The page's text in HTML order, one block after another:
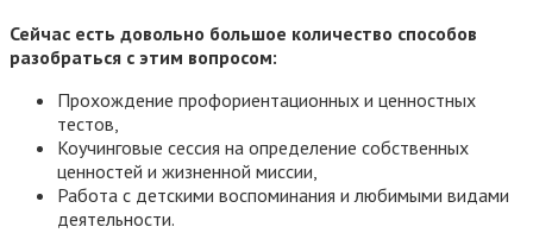
Сейчас есть довольно большое количество способов
разобраться с этим вопросом:
Прохождение профориентационных и ценностных
тестов,
Коучинговые сессия на определение собственных
ценностей и жизненной миссии,
Работа с детскими воспоминания и любимыми видами
деятельности.